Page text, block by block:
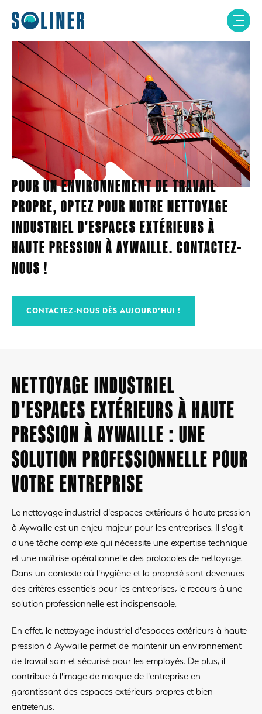
POUR UN ENVIRONNEMENT DE TRAVAIL
PROPRE, OPTEZ POUR NOTRE NETTOYAGE
INDUSTRIEL D'ESPACES EXTÉRIEURS À
HAUTE PRESSION À AYWAILLE. CONTACTEZ-
NOUS !
CONTACTEZ-NOUS DÈS AUJOURD’HUI !
NETTOYAGE INDUSTRIEL
D'ESPACES EXTÉRIEURS À HAUTE
PRESSION À AYWAILLE : UNE
SOLUTION PROFESSIONNELLE POUR
VOTRE ENTREPRISE
Le nettoyage industriel d'espaces extérieurs à haute pression
à Aywaille est un enjeu majeur pour les entreprises. Il s'agit
d'une tâche complexe qui nécessite une expertise technique
et une maîtrise opérationnelle des protocoles de nettoyage.
Dans un contexte où l'hygiène et la propreté sont devenues
des critères essentiels pour les entreprises, le recours à une
solution professionnelle est indispensable.
En effet, le nettoyage industriel d'espaces extérieurs à haute
pression à Aywaille permet de maintenir un environnement
de travail sain et sécurisé pour les employés. De plus, il
contribue à l'image de marque de l'entreprise en
garantissant des espaces extérieurs propres et bien
entretenus.